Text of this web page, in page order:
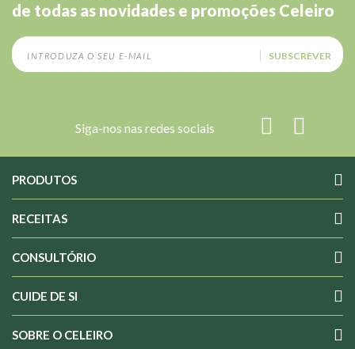
de todas as novidades e promoções Celeiro
SUBSCREVER
Siga-nos nas redes sociais
PRODUTOS
RECEITAS
CONSULTÓRIO
CUIDE DE SI
SOBRE O CELEIRO